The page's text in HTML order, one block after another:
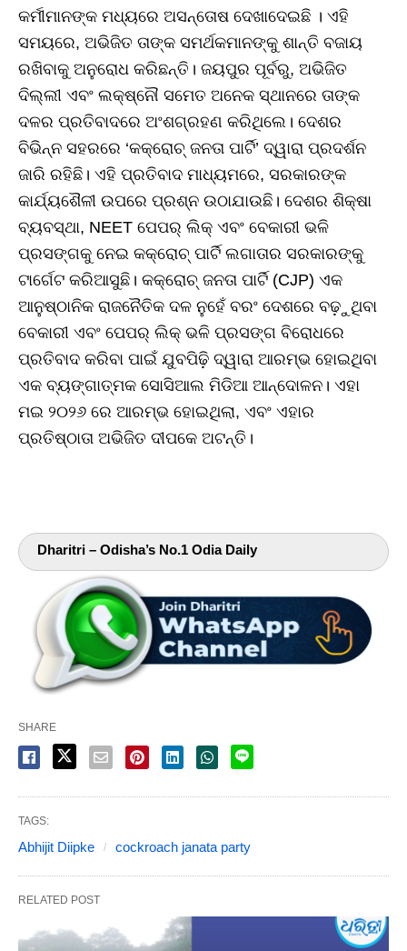
କର୍ମୀମାନଙ୍କ ମଧ୍ୟରେ ଅସନ୍ତୋଷ ଦେଖାଦେଇଛି । ଏହି
ସମୟରେ, ଅଭିଜିତ ତାଙ୍କ ସମର୍ଥକମାନଙ୍କୁ ଶାନ୍ତି ବଜାୟ
ରଖିବାକୁ ଅନୁରୋଧ କରିଛନ୍ତି। ଜୟପୁର ପୂର୍ବରୁ, ଅଭିଜିତ
ଦିଲ୍ଲୀ ଏବଂ ଲକ୍ଷ୍ନୌ ସମେତ ଅନେକ ସ୍ଥାନରେ ତାଙ୍କ
ଦଳର ପ୍ରତିବାଦରେ ଅଂଶଗ୍ରହଣ କରିଥିଲେ। ଦେଶର
ବିଭିନ୍ନ ସହରରେ ‘କକ୍ରୋଚ୍ ଜନତା ପାର୍ଟି’ ଦ୍ୱାରା ପ୍ରଦର୍ଶନ
ଜାରି ରହିଛି। ଏହି ପ୍ରତିବାଦ ମାଧ୍ୟମରେ, ସରକାରଙ୍କ
କାର୍ଯ୍ୟଶୈଳୀ ଉପରେ ପ୍ରଶ୍ନ ଉଠାଯାଉଛି। ଦେଶର ଶିକ୍ଷା
ବ୍ୟବସ୍ଥା, NEET ପେପର୍ ଲିକ୍ ଏବଂ ବେକାରୀ ଭଳି
ପ୍ରସଙ୍ଗକୁ ନେଇ କକ୍ରୋଚ୍ ପାର୍ଟି ଲଗାତାର ସରକାରଙ୍କୁ
ଟାର୍ଗେଟ କରିଆସୁଛି। କକ୍ରୋଚ୍ ଜନତା ପାର୍ଟି (CJP) ଏକ
ଆନୁଷ୍ଠାନିକ ରାଜନୈତିକ ଦଳ ନୁହେଁ ବରଂ ଦେଶରେ ବଢ଼ୁଥିବା
ବେକାରୀ ଏବଂ ପେପର୍ ଲିକ୍ ଭଳି ପ୍ରସଙ୍ଗ ବିରୋଧରେ
ପ୍ରତିବାଦ କରିବା ପାଇଁ ଯୁବପିଢ଼ି ଦ୍ୱାରା ଆରମ୍ଭ ହୋଇଥିବା
ଏକ ବ୍ୟଙ୍ଗାତ୍ମକ ସୋସିଆଲ ମିଡିଆ ଆନ୍ଦୋଳନ। ଏହା
ମଇ ୨୦୨୬ ରେ ଆରମ୍ଭ ହୋଇଥିଲା, ଏବଂ ଏହାର
ପ୍ରତିଷ୍ଠାତା ଅଭିଜିତ ଦୀପକେ ଅଟନ୍ତି।
Dharitri – Odisha’s No.1 Odia Daily
SHARE
TAGS:
Abhijit Diipke cockroach janata party
RELATED POST